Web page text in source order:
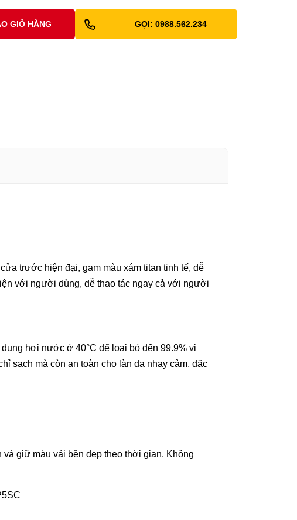
GIỎ HÀNG GỌI: 0988.562.234
trước hiện đại, gam màu xám titan tinh tế, dễ
với người dùng, dễ thao tác ngay cả với người
hơi nước ở 40°C để loại bỏ đến 99.9% vi
sạch mà còn an toàn cho làn da nhạy cảm, đặc
giữ màu vải bền đẹp theo thời gian. Không